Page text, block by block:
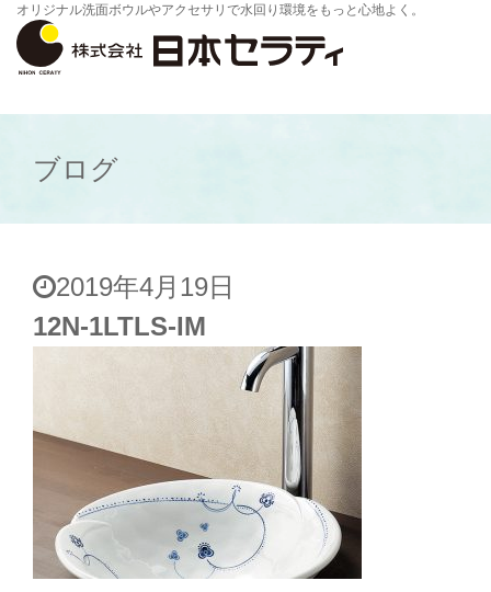
オリジナル洗面ボウルやアクセサリで水回り環境をもっと心地よく。
ブログ
2019年4月19日
12N-1LTLS-IM